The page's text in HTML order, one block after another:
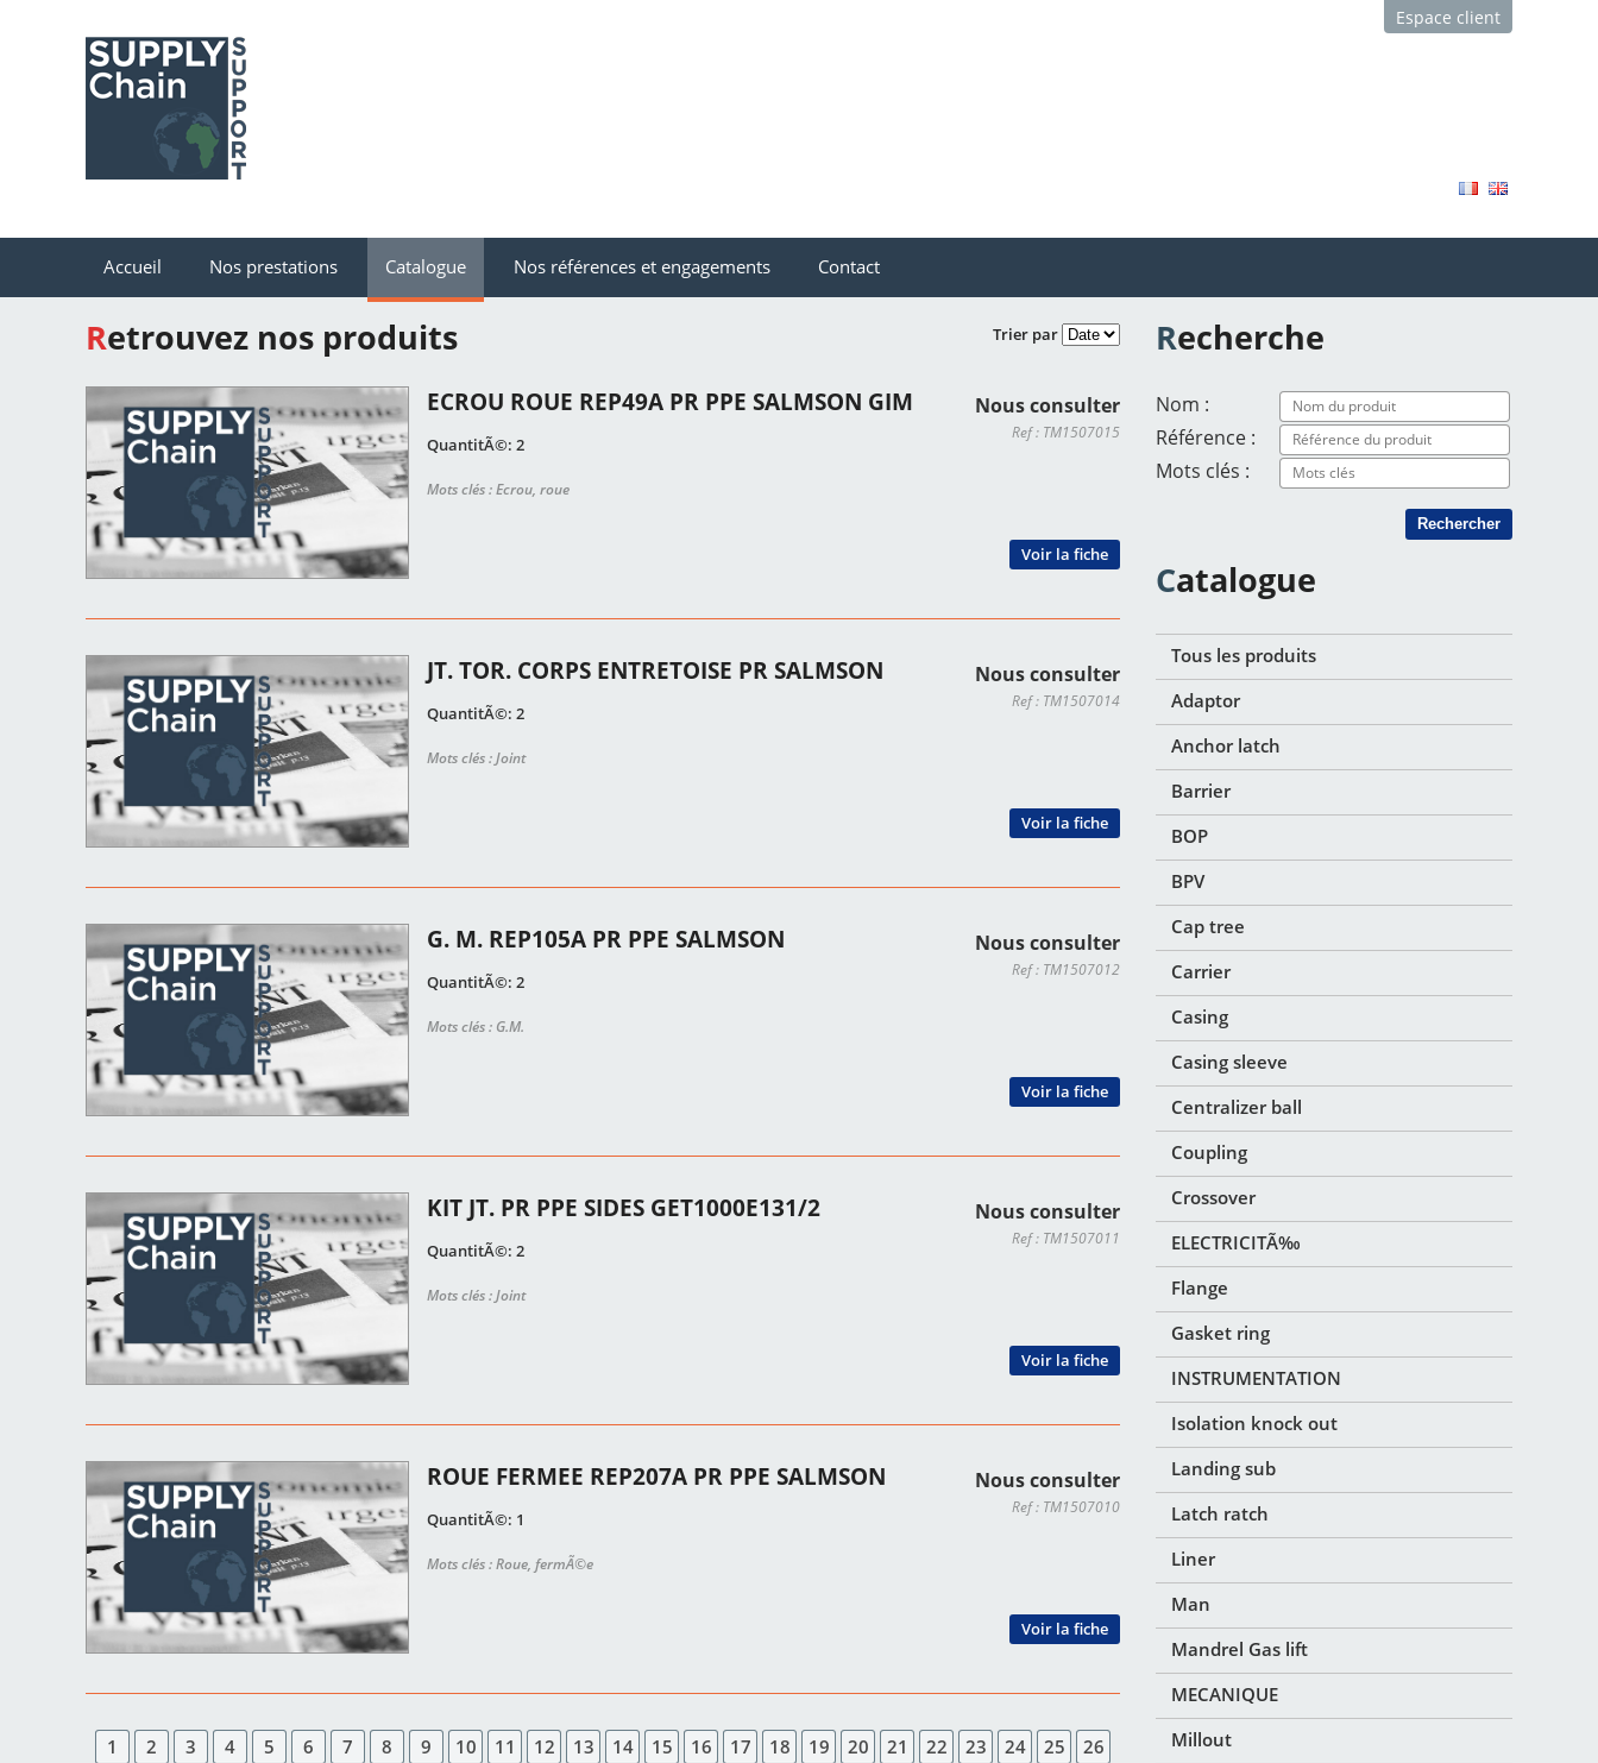
Espace client
Accueil Nos prestations Catalogue Nos références et engagements Contact
Retrouvez nos produits Trier par
ECROU ROUE REP49A PR PPE SALMSON GIM
QuantitÃ©: 2
Mots clés : Ecrou, roue
Nous consulter
Ref : TM1507015
Voir la fiche
JT. TOR. CORPS ENTRETOISE PR SALMSON
QuantitÃ©: 2
Mots clés : Joint
Nous consulter
Ref : TM1507014
Voir la fiche
G. M. REP105A PR PPE SALMSON
QuantitÃ©: 2
Mots clés : G.M.
Nous consulter
Ref : TM1507012
Voir la fiche
KIT JT. PR PPE SIDES GET1000E131/2
QuantitÃ©: 2
Mots clés : Joint
Nous consulter
Ref : TM1507011
Voir la fiche
ROUE FERMEE REP207A PR PPE SALMSON
QuantitÃ©: 1
Mots clés : Roue, fermÃ©e
Nous consulter
Ref : TM1507010
Voir la fiche
1 2 3 4 5 6 7 8 9 10 11 12 13 14 15 16 17 18 19 20 21 22 23 24 25
26
Recherche
Nom :
Référence :
Mots clés :
Catalogue
Tous les produits
Adaptor
Anchor latch
Barrier
BOP
BPV
Cap tree
Carrier
Casing
Casing sleeve
Centralizer ball
Coupling
Crossover
ELECTRICITÃ‰
Flange
Gasket ring
INSTRUMENTATION
Isolation knock out
Landing sub
Latch ratch
Liner
Man
Mandrel Gas lift
MECANIQUE
Millout